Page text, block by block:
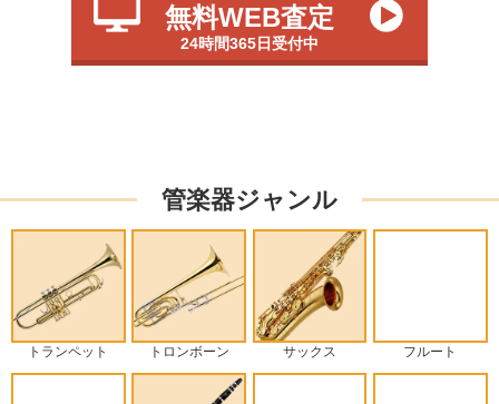
無料WEB査定
24時間365日受付中
管楽器ジャンル
トランペット トロンボーン サックス フルート